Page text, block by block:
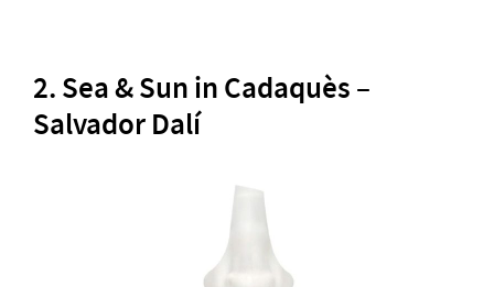
2.Sea & Sun in Cadaquès –
Salvador Dalí